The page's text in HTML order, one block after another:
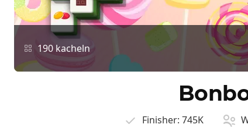
190 kacheln
Finisher: 745K